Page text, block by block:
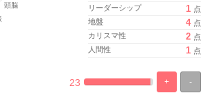
リーダーシップ
1 点
地盤
4 点
カリスマ性
2 点
人間性
1 点
-
+
%
100%
23